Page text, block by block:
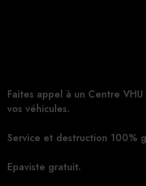
Faites appel à un Centre
vos véhicules.
Service et destruction 100%
Epaviste gratuit.
Cliquez ici pour nous